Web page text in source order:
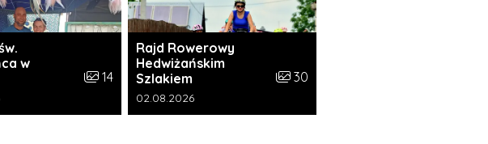
w
Liczba zdjęć w galerii:
14
galerii:
Rajd Rowerowy
Hedwiżańskim
Szlakiem
Liczba zdjęć w galerii:
30
Data dodania galerii:
02.08.2026